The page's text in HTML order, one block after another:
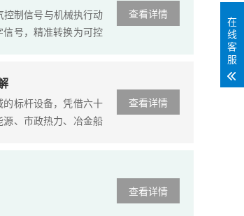
查看详情
制信号与机械执行动
号，精准转换为可控
查看详情
标杆设备，凭借六十
、市政热力、冶金船
查看详情
在
线
客
服